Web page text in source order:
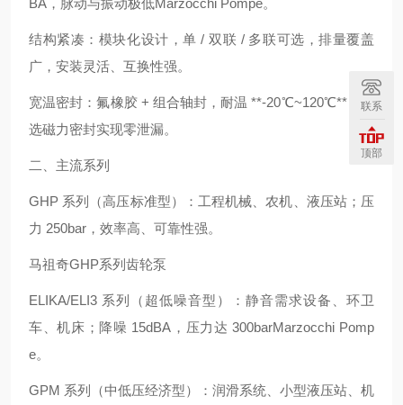
BA，脉动与振动极低Marzocchi Pompe。
结构紧凑：模块化设计，单 / 双联 / 多联可选，排量覆盖
广，安装灵活、互换性强。
宽温密封：氟橡胶 + 组合轴封，耐温 **-20℃~120℃**，可
选磁力密封实现零泄漏。
二、主流系列
GHP 系列（高压标准型）：工程机械、农机、液压站；压
力 250bar，效率高、可靠性强。
马祖奇GHP系列齿轮泵
ELIKA/ELI3 系列（超低噪音型）：静音需求设备、环卫
车、机床；降噪 15dBA，压力达 300barMarzocchi Pomp
e。
GPM 系列（中低压经济型）：润滑系统、小型液压站、机
联系
顶部